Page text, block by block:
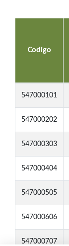
Codigo
547000101
547000202
547000303
547000404
547000505
547000606
547000707